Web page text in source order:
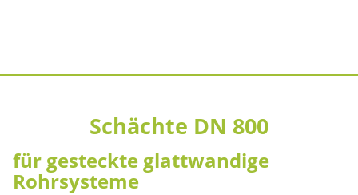
Schächte DN 800
für gesteckte glattwandige
Rohrsysteme